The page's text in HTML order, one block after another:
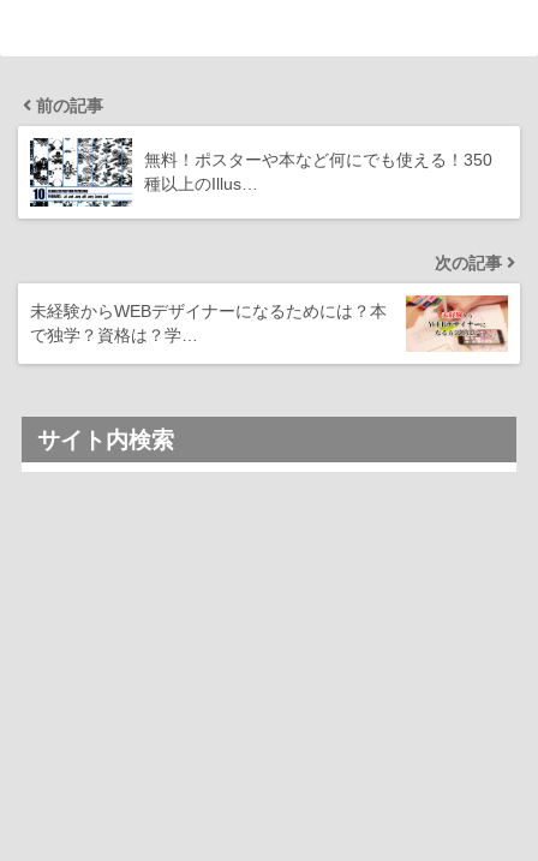
前の記事
無料！ポスターや本など何にでも使える！350
種以上のIllus…
次の記事
未経験からWEBデザイナーになるためには？本
で独学？資格は？学…
サイト内検索